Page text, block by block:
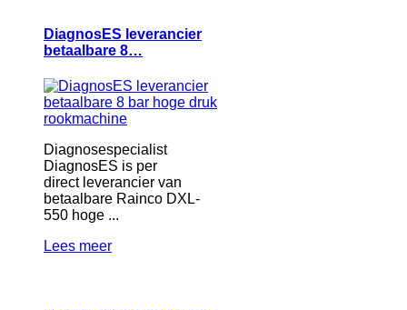
DiagnosES leverancier
betaalbare 8…
Diagnosespecialist
DiagnosES is per
direct leverancier van
betaalbare Rainco DXL-
550 hoge ...
Lees meer